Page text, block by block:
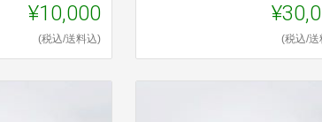
¥10,000
(税込/送料込) (税込/送